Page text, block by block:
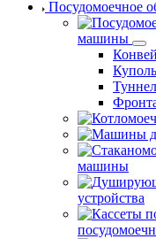
Посудомоечное
машины
машины
устройства